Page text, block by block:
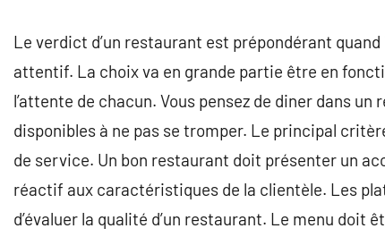
Le verdict d’un restaurant est prépondérant
attentif. La choix va en grande partie être en
l’attente de chacun. Vous pensez de diner dans
disponibles à ne pas se tromper. Le principal
de service. Un bon restaurant doit présenter un
réactif aux caractéristiques de la clientèle. Les
d’évaluer la qualité d’un restaurant. Le menu